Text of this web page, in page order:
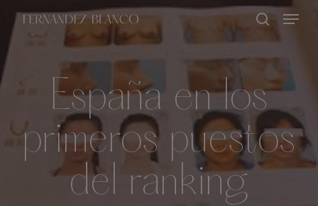
Skip
main
content
Menu
España en los
primeros puestos
del ranking